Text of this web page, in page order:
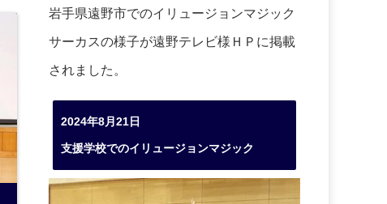
岩手県遠野市でのイリュージョンマジック
サーカスの様子が遠野テレビ様ＨＰに掲載
されました。
2024年8月21日
支援学校でのイリュージョンマジック